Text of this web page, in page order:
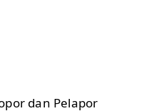
dan Pelapor